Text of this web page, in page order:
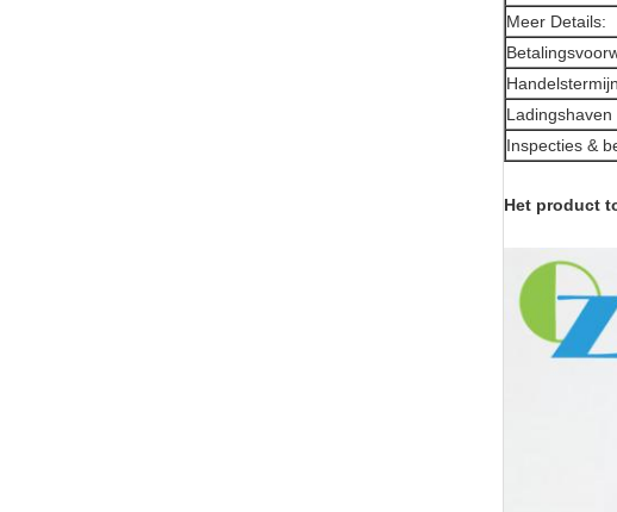
Meer Details:
Ladingshaven
Inspecties &
Het product